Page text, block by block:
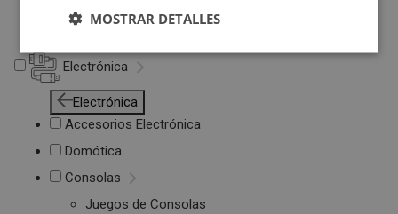
Baterías
Electrónica
Electrónica
Accesorios Electrónica
Domótica
Consolas
Juegos de Consolas
MOSTRAR DETALLES